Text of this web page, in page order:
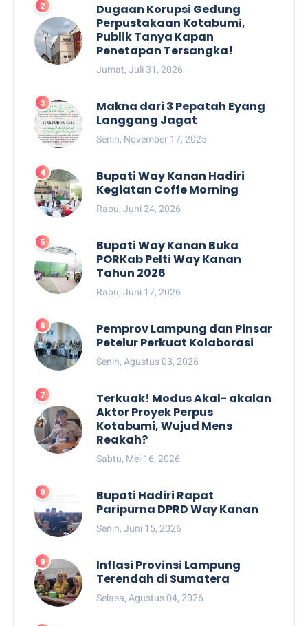
Dugaan Korupsi Gedung
Perpustakaan Kotabumi,
Publik Tanya Kapan
Penetapan Tersangka!
Jumat, Juli 31, 2026
Makna dari 3 Pepatah Eyang
Langgang Jagat
Senin, November 17, 2025
Bupati Way Kanan Hadiri
Kegiatan Coffe Morning
Rabu, Juni 24, 2026
Bupati Way Kanan Buka
PORKab Pelti Way Kanan
Tahun 2026
Rabu, Juni 17, 2026
Pemprov Lampung dan Pinsar
Petelur Perkuat Kolaborasi
Senin, Agustus 03, 2026
Terkuak! Modus Akal- akalan
Aktor Proyek Perpus
Kotabumi, Wujud Mens
Reakah?
Sabtu, Mei 16, 2026
Bupati Hadiri Rapat
Paripurna DPRD Way Kanan
Senin, Juni 15, 2026
Inflasi Provinsi Lampung
Terendah di Sumatera
Selasa, Agustus 04, 2026